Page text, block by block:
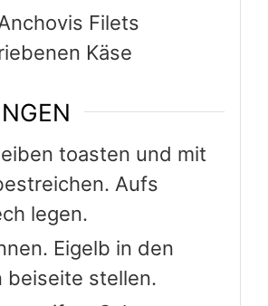
beiseite stellen.
steifem Schnee
Anchovis
Unter den
heben. Masse auf die
Eigelb in die Mitte
Käse